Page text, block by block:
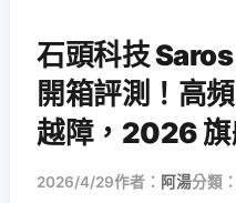
石頭科技
開箱評測！高
越障，2026
2026/4/29作者： 阿湯分類：